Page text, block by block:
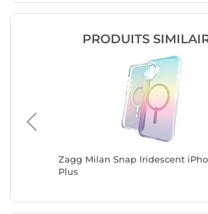
PRODUITS
Zagg Milan Snap Iridescent
Plus